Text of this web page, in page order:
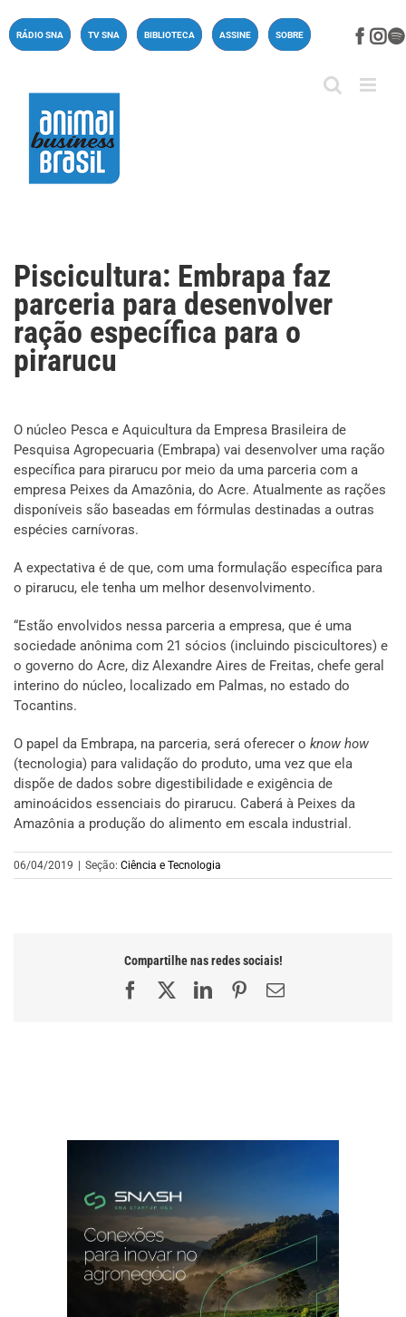
paraRÁDIO SNA TV SNA BIBLIOTECA ASSINE SOBRE
Piscicultura: Embrapa faz
parceria para desenvolver
ração específica para o
pirarucu
O núcleo Pesca e Aquicultura da Empresa Brasileira de
Pesquisa Agropecuaria (Embrapa) vai desenvolver uma ração
específica para pirarucu por meio da uma parceria com a
empresa Peixes da Amazônia, do Acre. Atualmente as rações
disponíveis são baseadas em fórmulas destinadas a outras
espécies carnívoras.
A expectativa é de que, com uma formulação específica para
o pirarucu, ele tenha um melhor desenvolvimento.
“Estão envolvidos nessa parceria a empresa, que é uma
sociedade anônima com 21 sócios (incluindo piscicultores) e
o governo do Acre, diz Alexandre Aires de Freitas, chefe geral
interino do núcleo, localizado em Palmas, no estado do
Tocantins.
O papel da Embrapa, na parceria, será oferecer o know how
(tecnologia) para validação do produto, uma vez que ela
dispõe de dados sobre digestibilidade e exigência de
aminoácidos essenciais do pirarucu. Caberá à Peixes da
Amazônia a produção do alimento em escala industrial.
06/04/2019 Seção: Ciência e Tecnologia
Compartilhe nas redes sociais!
FacebookLinkedInPinterest
E-